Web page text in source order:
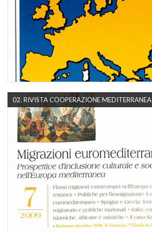
02. RIVISTA COOPERAZIONE MEDITERRANEA